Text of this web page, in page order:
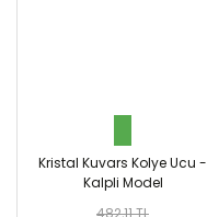
Kristal Kuvars Kolye Ucu -
Kalpli Model
482,11 TL